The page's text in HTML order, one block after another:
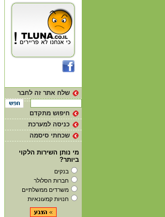
שלח אתר זה לחבר
חיפוש מתקדם
כניסה למערכת
שכחתי סיסמה
מי נותן השירות הלקוי
ביותר?
בנקים
חברות הסלולר
משרדים ממשלתיים
חנויות קמעונאיות